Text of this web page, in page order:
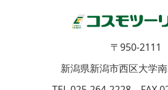
〒950-2111
新潟県新潟市西区大学